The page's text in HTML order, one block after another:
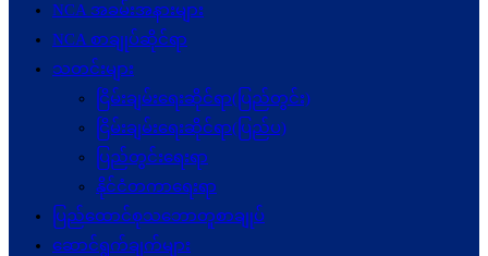
NCA အခမ်းအနားများ
NCA စာချုပ်ဆိုင်ရာ
သတင်းများ
ငြိမ်းချမ်းရေးဆိုင်ရာ(ပြည်တွင်း)
ငြိမ်းချမ်းရေးဆိုင်ရာ(ပြည်ပ)
ပြည်တွင်းရေးရာ
နိုင်ငံတကာရေးရာ
ပြည်ထောင်စုသဘောတူစာချုပ်
ဆောင်ရွက်ချက်များ